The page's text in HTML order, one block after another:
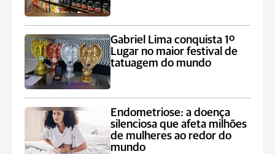
Gabriel Lima conquista 1º
Lugar no maior festival de
tatuagem do mundo
Endometriose: a doença
silenciosa que afeta milhões
de mulheres ao redor do
mundo